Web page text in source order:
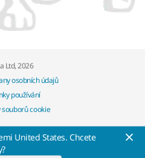
Ltd, 2026
osobních údajů
používání
souborů cookie
United States. Chcete